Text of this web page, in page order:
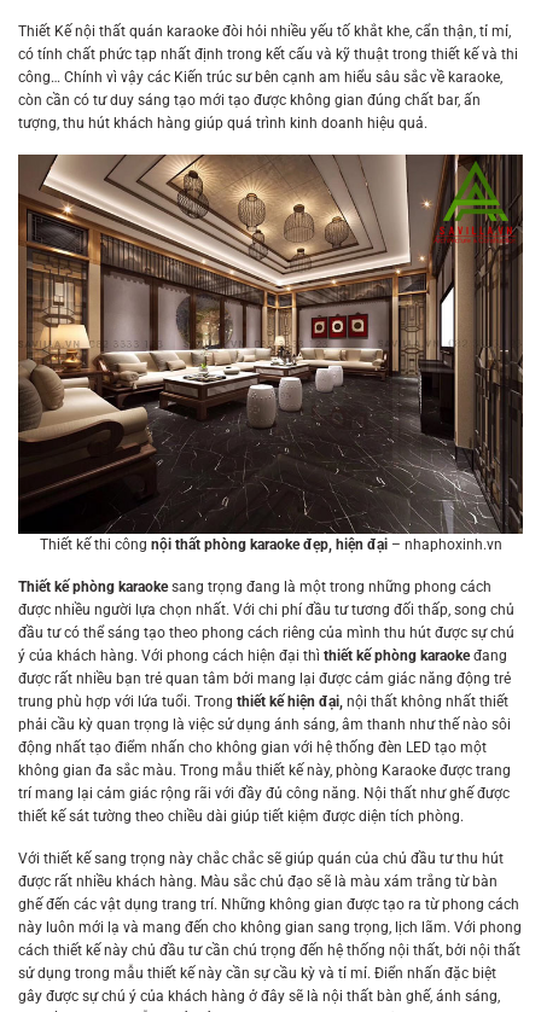
Thiết Kế nội thất quán karaoke đòi hỏi nhiều yếu tố khắt khe, cẩn thận, tỉ mỉ,
có tính chất phức tạp nhất định trong kết cấu và kỹ thuật trong thiết kế và thi
công… Chính vì vậy các Kiến trúc sư bên cạnh am hiểu sâu sắc về karaoke,
còn cần có tư duy sáng tạo mới tạo được không gian đúng chất bar, ấn
tượng, thu hút khách hàng giúp quá trình kinh doanh hiệu quả.
Thiết kế thi công nội thất phòng karaoke đẹp, hiện đại – nhaphoxinh.vn
Thiết kế phòng karaokesang trọng đang là một trong những phong cách
được nhiều người lựa chọn nhất. Với chi phí đầu tư tương đối thấp, song chủ
đầu tư có thể sáng tạo theo phong cách riêng của mình thu hút được sự chú
ý của khách hàng. Với phong cách hiện đại thì thiết kế phòng karaokeđang
được rất nhiều bạn trẻ quan tâm bởi mang lại được cảm giác năng động trẻ
trung phù hợp với lứa tuổi. Trong thiết kế hiện đại, nội thất không nhất thiết
phải cầu kỳ quan trọng là việc sử dụng ánh sáng, âm thanh như thế nào sôi
động nhất tạo điểm nhấn cho không gian với hệ thống đèn LED tạo một
không gian đa sắc màu. Trong mẫu thiết kế này, phòng Karaoke được trang
trí mang lại cảm giác rộng rãi với đầy đủ công năng. Nội thất như ghế được
thiết kế sát tường theo chiều dài giúp tiết kiệm được diện tích phòng.
Với thiết kế sang trọng này chắc chắc sẽ giúp quán của chủ đầu tư thu hút
được rất nhiều khách hàng. Màu sắc chủ đạo sẽ là màu xám trắng từ bàn
ghế đến các vật dụng trang trí. Những không gian được tạo ra từ phong cách
này luôn mới lạ và mang đến cho không gian sang trọng, lịch lãm. Với phong
cách thiết kế này chủ đầu tư cần chú trọng đến hệ thống nội thất, bởi nội thất
sử dụng trong mẫu thiết kế này cần sự cầu kỳ và tỉ mỉ. Điển nhấn đặc biệt
gây được sự chú ý của khách hàng ở đây sẽ là nội thất bàn ghế, ánh sáng,